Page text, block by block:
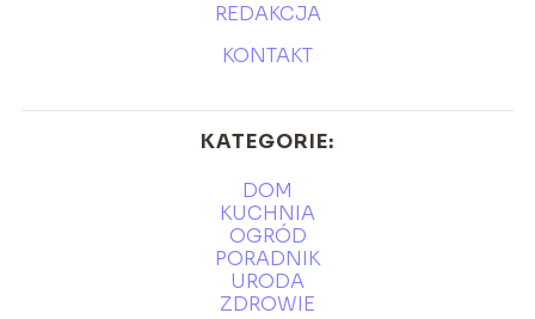
REDAKCJA
KONTAKT
KATEGORIE:
DOM
KUCHNIA
OGRÓD
PORADNIK
URODA
ZDROWIE